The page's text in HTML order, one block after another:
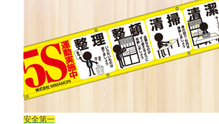
安全第一